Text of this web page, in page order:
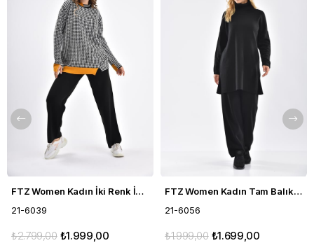
FTZ Women Kadın İki Renk İkili Takım Siyah 21-6039
21-6039
₺1.999,00
₺2.799,00
FTZ Women Kadın Tam Balıkçı İkili Takım Siyah 21-6056
21-6056
₺1.699,00
₺1.999,00